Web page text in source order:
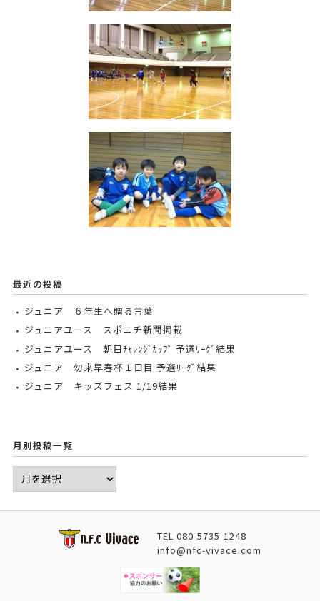
最近の投稿
ジュニア ６年生へ贈る言葉
ジュニアユース スポニチ新聞掲載
ジュニアユース 朝日ﾁｬﾚﾝｼﾞｶｯﾌﾟ 予選ﾘｰｸﾞ結果
ジュニア 勿来早春杯１日目 予選ﾘｰｸﾞ結果
ジュニア キッズフェス 1/19結果
月別投稿一覧
TEL 080-5735-1248
info@nfc-vivace.com